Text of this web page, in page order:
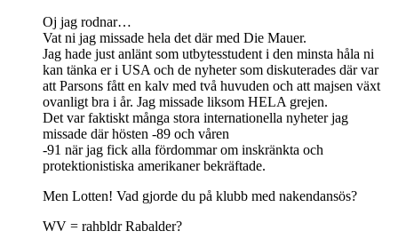
Oj jag rodnar…
Vat ni jag missade hela det där med Die Mauer.
Jag hade just anlänt som utbytesstudent i den minsta håla ni
kan tänka er i USA och de nyheter som diskuterades där var
att Parsons fått en kalv med två huvuden och att majsen växt
ovanligt bra i år. Jag missade liksom HELA grejen.
Det var faktiskt många stora internationella nyheter jag
missade där hösten -89 och våren
-91 när jag fick alla fördommar om inskränkta och
protektionistiska amerikaner bekräftade.
Men Lotten! Vad gjorde du på klubb med nakendansös?
WV = rahbldr Rabalder?